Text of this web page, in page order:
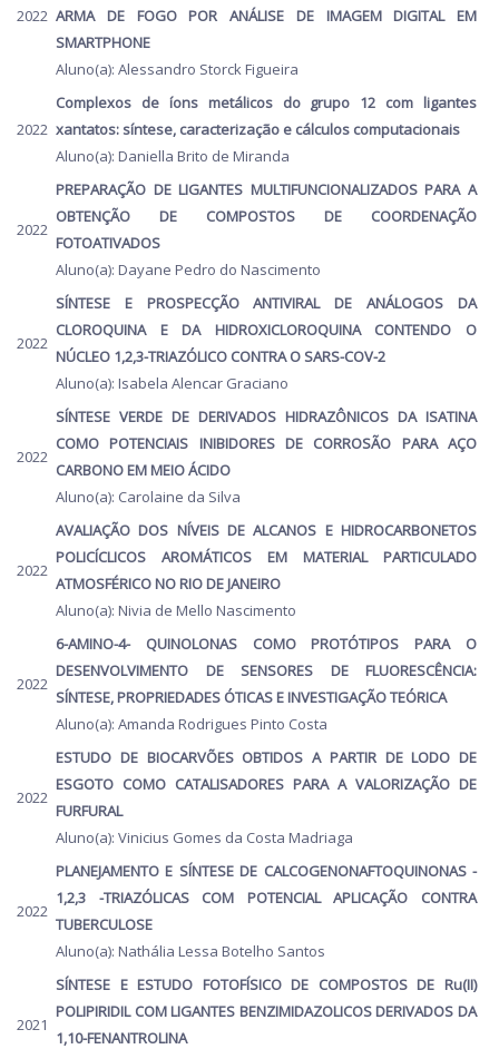
2022 ARMA DE FOGO POR ANÁLISE DE IMAGEM DIGITAL EM
SMARTPHONE
Aluno(a): Alessandro Storck Figueira
2022
Complexos de íons metálicos do grupo 12 com ligantes
xantatos: síntese, caracterização e cálculos computacionais
Aluno(a): Daniella Brito de Miranda
2022
PREPARAÇÃO DE LIGANTES MULTIFUNCIONALIZADOS PARA A
OBTENÇÃO DE COMPOSTOS DE COORDENAÇÃO
FOTOATIVADOS
Aluno(a): Dayane Pedro do Nascimento
2022
SÍNTESE E PROSPECÇÃO ANTIVIRAL DE ANÁLOGOS DA
CLOROQUINA E DA HIDROXICLOROQUINA CONTENDO O
NÚCLEO 1,2,3-TRIAZÓLICO CONTRA O SARS-COV-2
Aluno(a): Isabela Alencar Graciano
2022
SÍNTESE VERDE DE DERIVADOS HIDRAZÔNICOS DA ISATINA
COMO POTENCIAIS INIBIDORES DE CORROSÃO PARA AÇO
CARBONO EM MEIO ÁCIDO
Aluno(a): Carolaine da Silva
2022
AVALIAÇÃO DOS NÍVEIS DE ALCANOS E HIDROCARBONETOS
POLICÍCLICOS AROMÁTICOS EM MATERIAL PARTICULADO
ATMOSFÉRICO NO RIO DE JANEIRO
Aluno(a): Nivia de Mello Nascimento
2022
6-AMINO-4- QUINOLONAS COMO PROTÓTIPOS PARA O
DESENVOLVIMENTO DE SENSORES DE FLUORESCÊNCIA:
SÍNTESE, PROPRIEDADES ÓTICAS E INVESTIGAÇÃO TEÓRICA
Aluno(a): Amanda Rodrigues Pinto Costa
2022
ESTUDO DE BIOCARVÕES OBTIDOS A PARTIR DE LODO DE
ESGOTO COMO CATALISADORES PARA A VALORIZAÇÃO DE
FURFURAL
Aluno(a): Vinicius Gomes da Costa Madriaga
2022
PLANEJAMENTO E SÍNTESE DE CALCOGENONAFTOQUINONAS -
1,2,3 -TRIAZÓLICAS COM POTENCIAL APLICAÇÃO CONTRA
TUBERCULOSE
Aluno(a): Nathália Lessa Botelho Santos
2021
SÍNTESE E ESTUDO FOTOFÍSICO DE COMPOSTOS DE Ru(II)
POLIPIRIDIL COM LIGANTES BENZIMIDAZOLICOS DERIVADOS DA
1,10-FENANTROLINA